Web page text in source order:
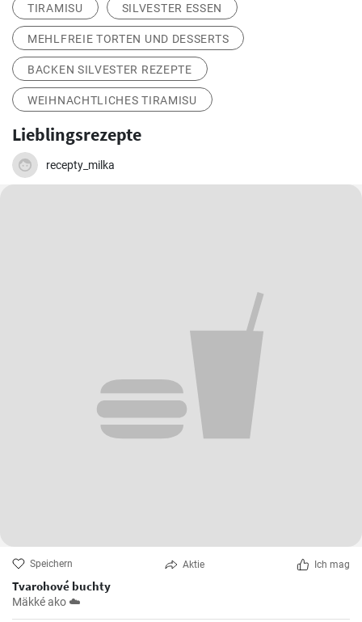
TIRAMISU SILVESTER ESSEN
MEHLFREIE TORTEN UND DESSERTS
BACKEN SILVESTER REZEPTE
WEIHNACHTLICHES TIRAMISU
Lieblingsrezepte
recepty_milka
Speichern Aktie Ich mag
Tvarohové buchty
Mäkké ako ☁️